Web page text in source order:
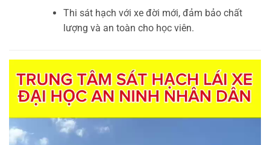
Thi sát hạch với xe đời mới, đảm bảo chất
lượng và an toàn cho học viên.
Video